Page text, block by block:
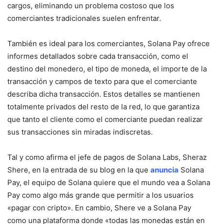
cargos, eliminando un problema costoso que los
comerciantes tradicionales suelen enfrentar.
También es ideal para los comerciantes, Solana Pay ofrece
informes detallados sobre cada transacción, como el
destino del monedero, el tipo de moneda, el importe de la
transacción y campos de texto para que el comerciante
describa dicha transacción. Estos detalles se mantienen
totalmente privados del resto de la red, lo que garantiza
que tanto el cliente como el comerciante puedan realizar
sus transacciones sin miradas indiscretas.
Tal y como afirma el jefe de pagos de Solana Labs, Sheraz
Shere, en la entrada de su blog en la que anuncia Solana
Pay, el equipo de Solana quiere que el mundo vea a Solana
Pay como algo más grande que permitir a los usuarios
«pagar con cripto». En cambio, Shere ve a Solana Pay
como una plataforma donde «todas las monedas están en